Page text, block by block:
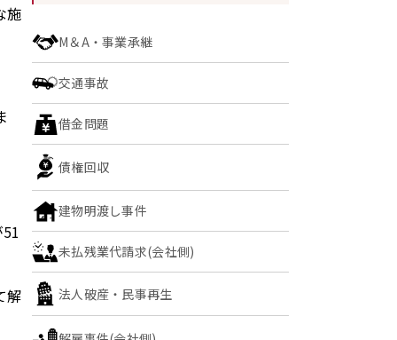
施
解
M＆A・事業承継
交通事故
借金問題
債権回収
建物明渡し事件
未払残業代請求(会社側)
法人破産・民事再生